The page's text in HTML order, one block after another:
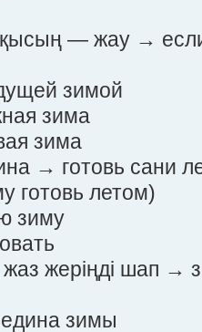
— жау →
зимой
зима
зима
→ готовь сани
готовь летом)
зиму
жеріңді шап →
зимы